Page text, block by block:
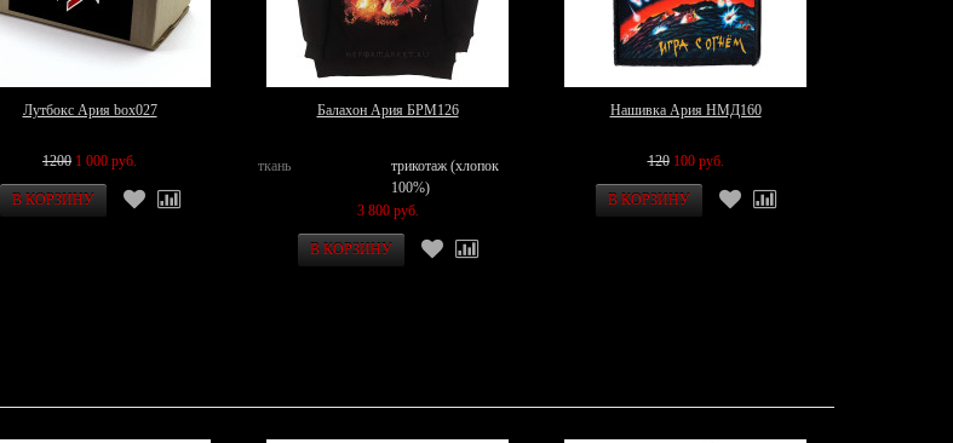
Лутбокс Ария box027
1200 1 000 руб.
Балахон Ария БРМ126
ткань
трикотаж (хлопок
100%)
3 800 руб.
Нашивка Ария НМД160
120 100 руб.